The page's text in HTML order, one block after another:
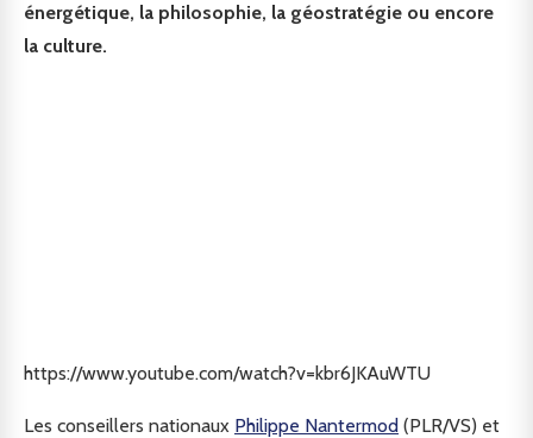
énergétique, la philosophie, la géostratégie ou encore
la culture.
https://www.youtube.com/watch?v=kbr6JKAuWTU
Les conseillers nationaux Philippe Nantermod (PLR/VS) et